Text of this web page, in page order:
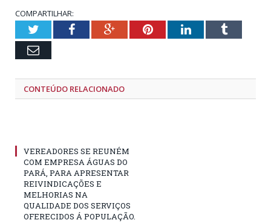
COMPARTILHAR:
TwitterFacebookGoogle+PinterestLinkedInTumblr
Email
CONTEÚDO RELACIONADO
VEREADORES SE REUNÉM
COM EMPRESA ÁGUAS DO
PARÁ, PARA APRESENTAR
REIVINDICAÇÕES E
MELHORIAS NA
QUALIDADE DOS SERVIÇOS
OFERECIDOS Á POPULAÇÃO.